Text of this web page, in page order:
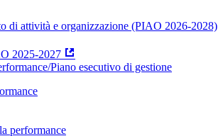
di attività e organizzazione (PIAO 2026-2028)
2025-2027
Piano esecutivo di gestione
performance